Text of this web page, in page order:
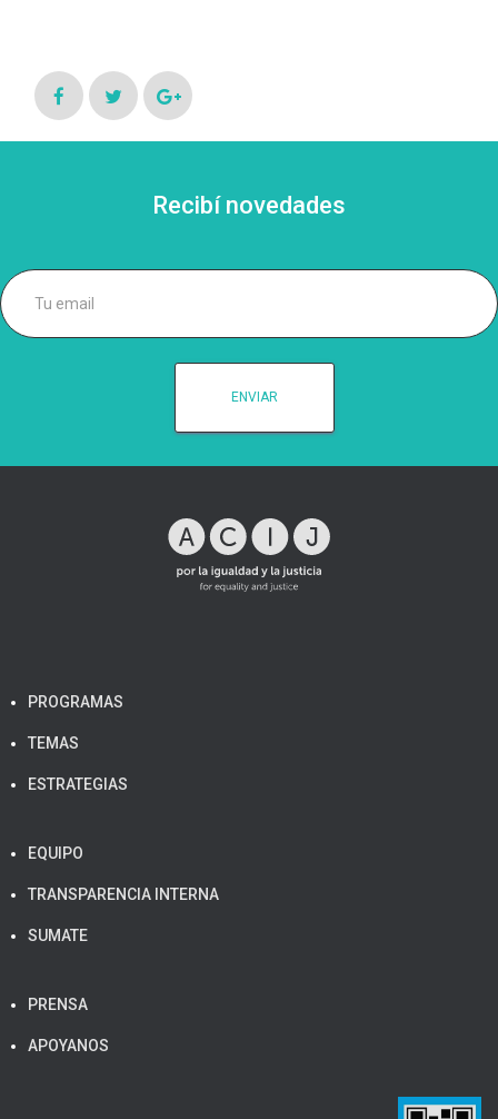
Recibí novedades
PROGRAMAS
TEMAS
ESTRATEGIAS
EQUIPO
TRANSPARENCIA INTERNA
SUMATE
PRENSA
APOYANOS